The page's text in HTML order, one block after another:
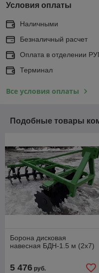
Условия оплаты
Наличными
Безналичный расчет
Оплата в отделении
Терминал
Все условия оплаты
Подобные товары
Борона дисковая
навесная БДН-1.5 м (2х7)
5 476 руб.